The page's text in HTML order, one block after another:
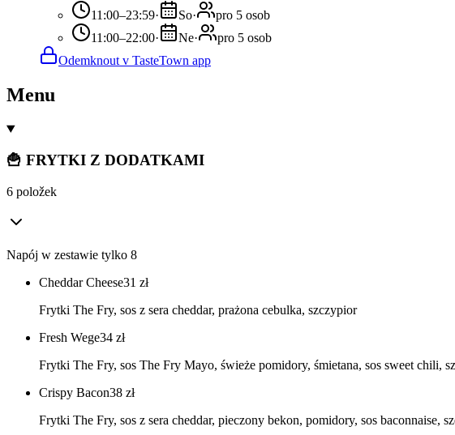
11:00–23:59· So·
pro 5 osob
11:00–22:00· Ne·
pro 5 osob
Odemknout v TasteTown app
Menu
🍟 FRYTKI Z DODATKAMI
6 položek
Napój w zestawie tylko 8
Cheddar Cheese31 zł
Frytki The Fry, sos z sera cheddar, prażona cebulka, szczypior
Fresh Wege34 zł
Frytki The Fry, sos The Fry Mayo, świeże pomidory, śmietana, sos sweet chili,
Crispy Bacon38 zł
Frytki The Fry, sos z sera cheddar, pieczony bekon, pomidory, sos baconnaise,